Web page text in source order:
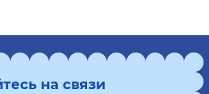
на связи